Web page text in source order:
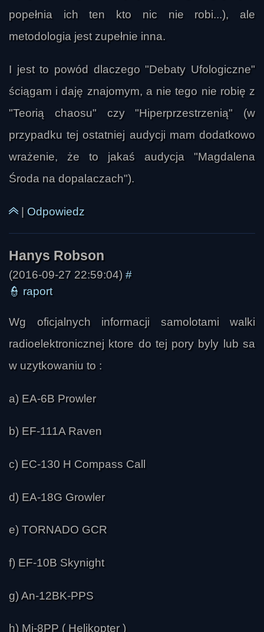
popełnia ich ten kto nic nie robi...), ale
metodologia jest zupełnie inna.
I jest to powód dlaczego "Debaty Ufologiczne"
ściągam i daję znajomym, a nie tego nie robię z
"Teorią chaosu" czy "Hiperprzestrzenią" (w
przypadku tej ostatniej audycji mam dodatkowo
wrażenie, że to jakaś audycja "Magdalena
Środa na dopalaczach").
| Odpowiedz
(2016-09-27 22:59:04) #
👮 raport
Wg oficjalnych informacji samolotami walki
radioelektronicznej ktore do tej pory byly lub sa
w uzytkowaniu to :
a) EA-6B Prowler
b) EF-111A Raven
c) EC-130 H Compass Call
d) EA-18G Growler
e) TORNADO GCR
f) EF-10B Skynight
g) An-12BK-PPS
h) Mi-8PP ( Helikopter )